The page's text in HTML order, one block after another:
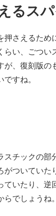
るス
押さえるため
らい、ごつい
が、復刻版の
すね。
スチックの部
がついていた
ていたり、逆
でしょうね。